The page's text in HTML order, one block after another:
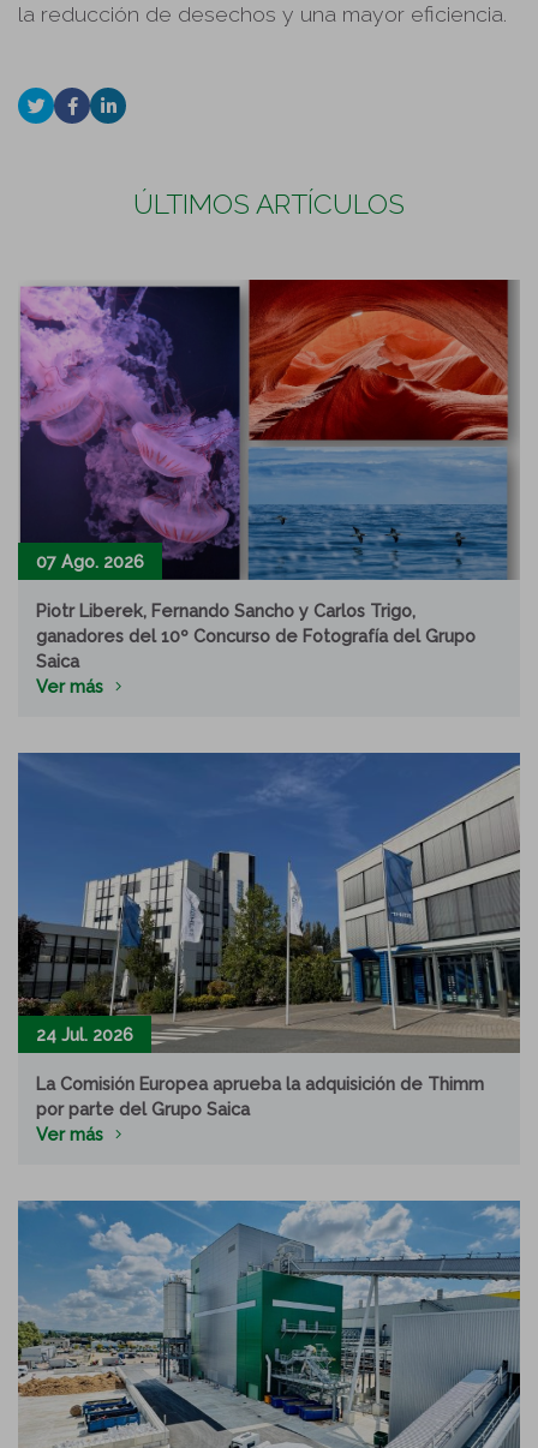
la reducción de desechos y una mayor eficiencia.
ÚLTIMOS ARTÍCULOS
07 Ago. 2026
Piotr Liberek, Fernando Sancho y Carlos Trigo,
ganadores del 10º Concurso de Fotografía del Grupo
Saica
Ver más
24 Jul. 2026
La Comisión Europea aprueba la adquisición de Thimm
por parte del Grupo Saica
Ver más